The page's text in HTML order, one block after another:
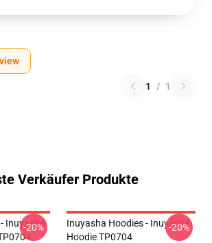
1 / 1
Verkäufer Produkte
Inuyasha
-20%
Inuyasha Hoodies - Inuyasha
Hoodie TP0704
-20%